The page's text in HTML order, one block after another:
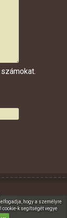
hogy a személyre
k segítségét vegye